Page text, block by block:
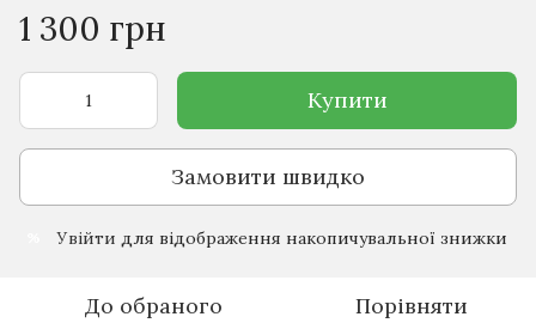
1 300 грн
Купити
Замовити швидко
Увійти для відображення накопичувальної знижки
До обраного Порівняти